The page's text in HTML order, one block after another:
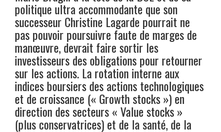
politique ultra accommodante que son
successeur Christine Lagarde pourrait ne
pas pouvoir poursuivre faute de marges de
manœuvre, devrait faire sortir les
investisseurs des obligations pour retourner
sur les actions. La rotation interne aux
indices boursiers des actions technologiques
et de croissance (« Growth stocks ») en
direction des secteurs « Value stocks »
(plus conservatrices) et de la santé, de la